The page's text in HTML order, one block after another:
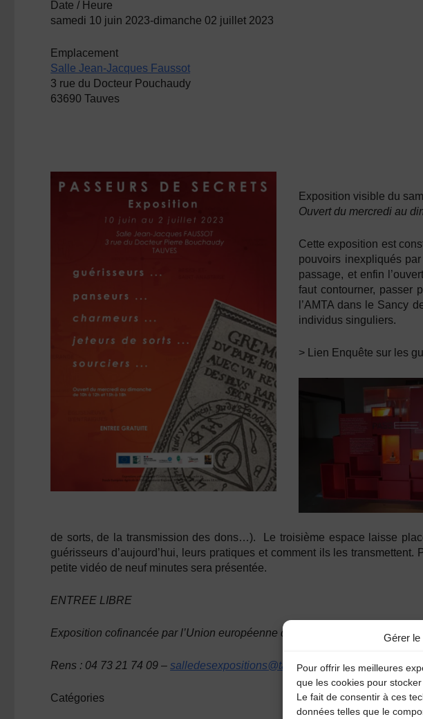
Gérer
Pour offrir les meilleures
que les cookies pour
Le fait de consentir à ces
données telles que le
Date / Heure
samedi 10 juin 2023-dimanche 02 juillet 2023
Emplacement
Salle Jean-Jacques Faussot
3 rue du Docteur Pouchaudy
63690 Tauves
Exposition visible du
Ouvert du mercredi au
Cette exposition est
pouvoirs inexpliqués
passage, et enfin
faut contourner, passer
l’AMTA dans le Sancy
individus singuliers.
> Lien Enquête sur les
de sorts, de la transmission des dons…). Le troisième espace laisse
guérisseurs d’aujourd’hui, leurs pratiques et comment ils les
petite vidéo de neuf minutes sera présentée.
ENTREE LIBRE
Exposition cofinancée par l’Union européenne dans le cadre du Fonds
Rens : 04 73 21 74 09 –salledesexpositions@tauves.fr–www.tauves.fr
Catégories